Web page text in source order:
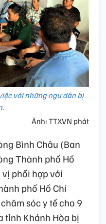
với những ngư dân bị
Ảnh: TTXVN phát
Bình Châu (Ban
Thành phố Hồ
phối hợp với
phố Hồ Chí
sóc y tế cho 9
tỉnh Khánh Hòa bị